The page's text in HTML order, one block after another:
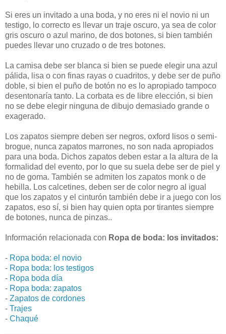
Si eres un invitado a una boda, y no eres ni el novio ni un
testigo, lo correcto es llevar un traje oscuro, ya sea de color
gris oscuro o azul marino, de dos botones, si bien también
puedes llevar uno cruzado o de tres botones.
La camisa debe ser blanca si bien se puede elegir una azul
pálida, lisa o con finas rayas o cuadritos, y debe ser de puño
doble, si bien el puño de botón no es lo apropiado tampoco
desentonaría tanto. La corbata es de libre elección, si bien
no se debe elegir ninguna de dibujo demasiado grande o
exagerado.
Los zapatos siempre deben ser negros, oxford lisos o semi-
brogue, nunca zapatos marrones, no son nada apropiados
para una boda. Dichos zapatos deben estar a la altura de la
formalidad del evento, por lo que su suela debe ser de piel y
no de goma. También se admiten los zapatos monk o de
hebilla. Los calcetines, deben ser de color negro al igual
que los zapatos y el cinturón también debe ir a juego con los
zapatos, eso sí, si bien hay quien opta por tirantes siempre
de botones, nunca de pinzas..
Información relacionada con Ropa de boda: los invitados:
- Ropa boda: el novio
- Ropa boda: los testigos
- Ropa boda día
- Ropa boda: zapatos
- Zapatos de cordones
- Trajes
- Chaqué